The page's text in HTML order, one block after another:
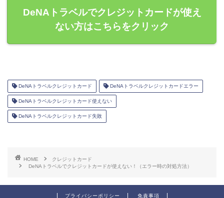
DeNAトラベルでクレジットカードが使え
ない方はこちらをクリック
DeNAトラベルクレジットカード DeNAトラベルクレジットカードエラー
DeNAトラベルクレジットカード使えない
DeNAトラベルクレジットカード失敗
HOME
クレジットカード
DeNAトラベルでクレジットカードが使えない！（エラー時の対処方法）
プライバシーポリシー 免責事項